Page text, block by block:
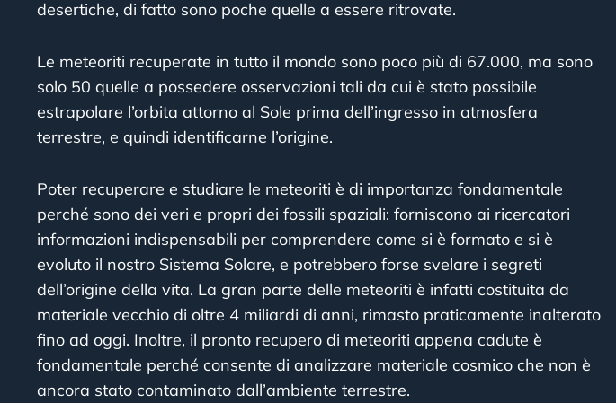
desertiche, di fatto sono poche quelle a essere ritrovate.
Le meteoriti recuperate in tutto il mondo sono poco più di 67.000, ma sono
solo 50 quelle a possedere osservazioni tali da cui è stato possibile
estrapolare l’orbita attorno al Sole prima dell’ingresso in atmosfera
terrestre, e quindi identificarne l’origine.
Poter recuperare e studiare le meteoriti è di importanza fondamentale
perché sono dei veri e propri dei fossili spaziali: forniscono ai ricercatori
informazioni indispensabili per comprendere come si è formato e si è
evoluto il nostro Sistema Solare, e potrebbero forse svelare i segreti
dell’origine della vita. La gran parte delle meteoriti è infatti costituita da
materiale vecchio di oltre 4 miliardi di anni, rimasto praticamente inalterato
fino ad oggi. Inoltre, il pronto recupero di meteoriti appena cadute è
fondamentale perché consente di analizzare materiale cosmico che non è
ancora stato contaminato dall’ambiente terrestre.